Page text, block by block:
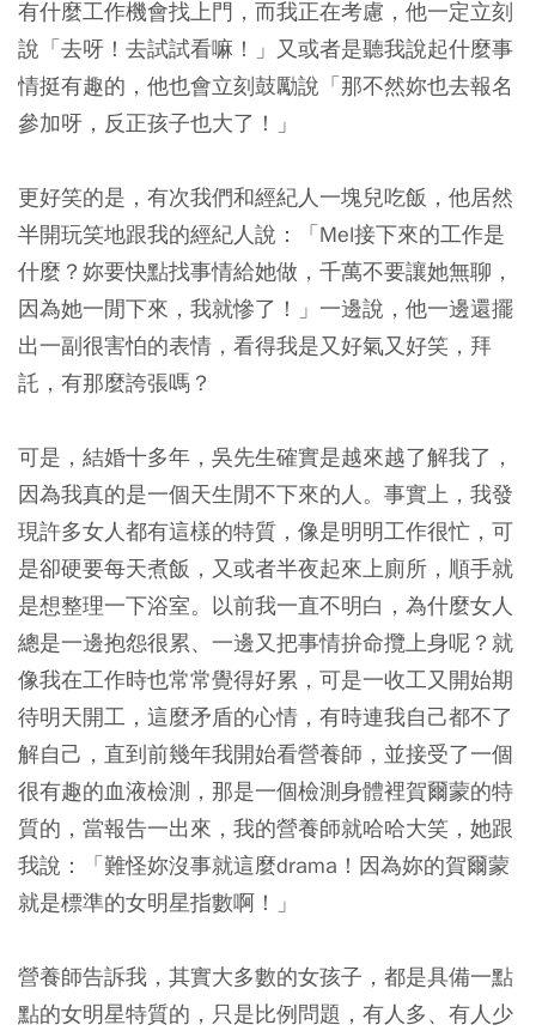
有什麼工作機會找上門，而我正在考慮，他一定立刻
說「去呀！去試試看嘛！」又或者是聽我說起什麼事
情挺有趣的，他也會立刻鼓勵說「那不然妳也去報名
參加呀，反正孩子也大了！」
更好笑的是，有次我們和經紀人一塊兒吃飯，他居然
半開玩笑地跟我的經紀人說：「Mel接下來的工作是
什麼？妳要快點找事情給她做，千萬不要讓她無聊，
因為她一閒下來，我就慘了！」一邊說，他一邊還擺
出一副很害怕的表情，看得我是又好氣又好笑，拜
託，有那麼誇張嗎？
可是，結婚十多年，吳先生確實是越來越了解我了，
因為我真的是一個天生閒不下來的人。事實上，我發
現許多女人都有這樣的特質，像是明明工作很忙，可
是卻硬要每天煮飯，又或者半夜起來上廁所，順手就
是想整理一下浴室。以前我一直不明白，為什麼女人
總是一邊抱怨很累、一邊又把事情拚命攬上身呢？就
像我在工作時也常常覺得好累，可是一收工又開始期
待明天開工，這麼矛盾的心情，有時連我自己都不了
解自己，直到前幾年我開始看營養師，並接受了一個
很有趣的血液檢測，那是一個檢測身體裡賀爾蒙的特
質的，當報告一出來，我的營養師就哈哈大笑，她跟
我說：「難怪妳沒事就這麼drama！因為妳的賀爾蒙
就是標準的女明星指數啊！」
營養師告訴我，其實大多數的女孩子，都是具備一點
點的女明星特質的，只是比例問題，有人多、有人少